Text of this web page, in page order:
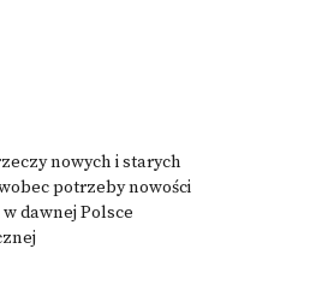
nowych i starych
potrzeby nowości
dawnej Polsce